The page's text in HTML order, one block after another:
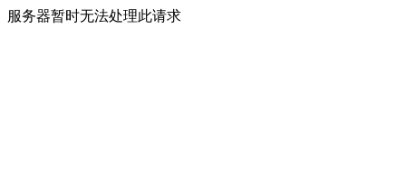
服务器暂时无法处理此请求